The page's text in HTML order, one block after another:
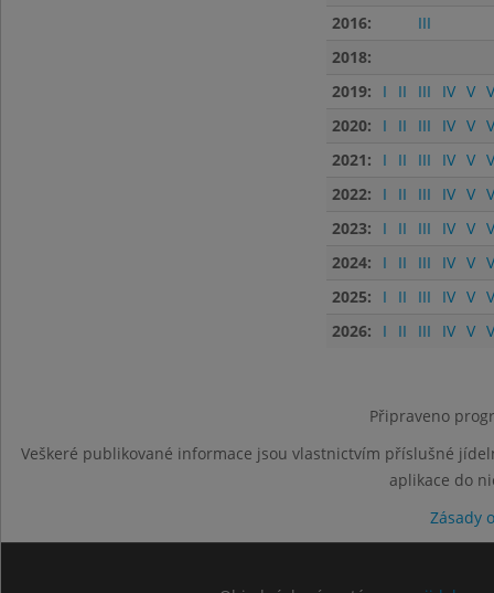
2016:
III
2018:
2019:
I II III IV V
2020:
I II III IV V
2021:
I II III IV V
2022:
I II III IV V
2023:
I II III IV V
2024:
I II III IV V
2025:
I II III IV V
2026:
I II III IV V
Připraveno
Veškeré publikované informace jsou vlastnictvím příslušné
aplikace do
Zásady